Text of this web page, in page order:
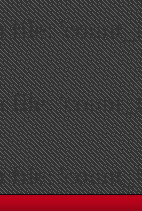
file:
file:
file: